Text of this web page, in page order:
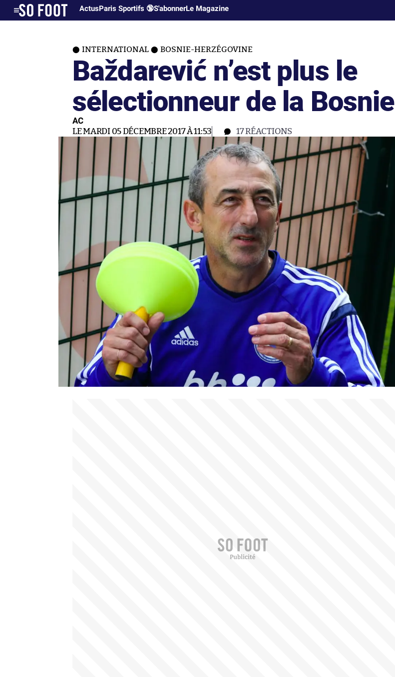
ActusParis Sportifs 🔞S'abonnerLe Magazine
INTERNATIONAL BOSNIE-HERZÉGOVINE
Baždarević n’est plus le
sélectionneur de la Bosnie
AC
LE MARDI 05 DÉCEMBRE 2017 À 11:53 17RÉACTIONS